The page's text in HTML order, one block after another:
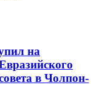
на
в Чолпон-